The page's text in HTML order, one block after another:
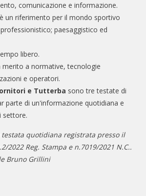
comunicazione e informazione.
è un riferimento per il mondo sportivo
paesaggistico ed
libero.
a normative, tecnologie
e operatori.
e Tutterba sono tre testate di
parte di un'informazione quotidiana e
settore.
quotidiana registrata presso il
2022 Reg. Stampa e n.7019/2021 N.C..
Bruno Grillini